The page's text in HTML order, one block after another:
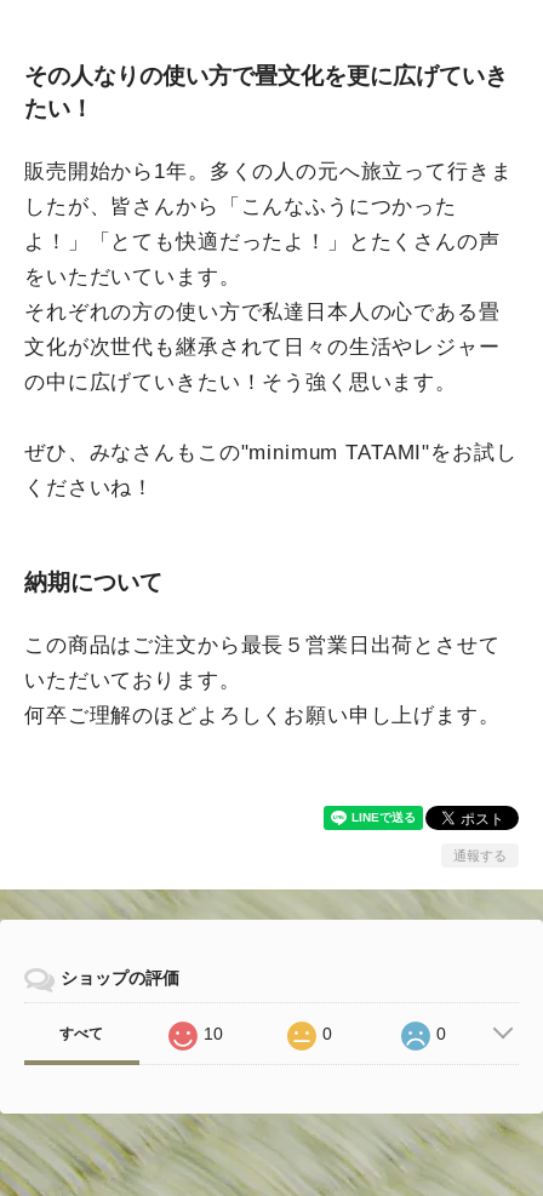
その人なりの使い方で畳文化を更に広げていき
たい！
販売開始から1年。多くの人の元へ旅立って行きま
したが、皆さんから「こんなふうにつかった
よ！」「とても快適だったよ！」とたくさんの声
をいただいています。
それぞれの方の使い方で私達日本人の心である畳
文化が次世代も継承されて日々の生活やレジャー
の中に広げていきたい！そう強く思います。
ぜひ、みなさんもこの"minimum TATAMI"をお試し
くださいね！
納期について
この商品はご注文から最長５営業日出荷とさせて
いただいております。
何卒ご理解のほどよろしくお願い申し上げます。
通報する
ショップの評価
すべて 10 0 0